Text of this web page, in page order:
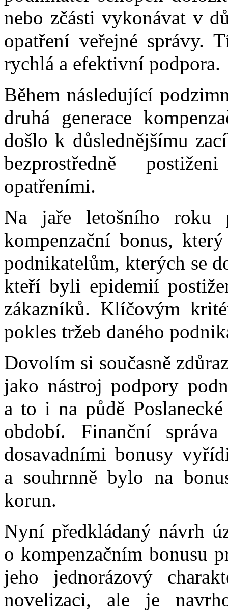
nebo zčásti vykonávat v
opatření veřejné správy.
rychlá a efektivní podpora.
Během následující
druhá generace
došlo k důslednějšímu
bezprostředně
opatřeními.
Na jaře letošního
kompenzační bonus,
podnikatelům, kterých se
kteří byli epidemií
zákazníků. Klíčovým
pokles tržeb daného
Dovolím si současně
jako nástroj podpory
a to i na půdě
období. Finanční
dosavadními bonusy
a souhrnně bylo na
korun.
Nyní předkládaný návrh
o kompenzačním bonusu
jeho jednorázový
novelizaci, ale je